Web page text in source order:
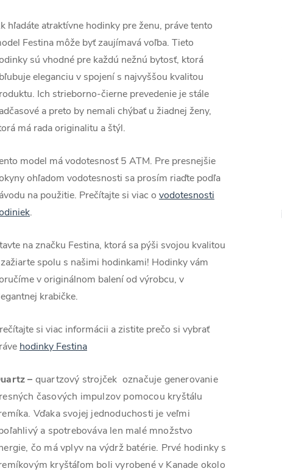
hľadáte atraktívne hodinky pre ženu, práve tento
Festina môže byť zaujímavá voľba. Tieto
sú vhodné pre každú nežnú bytosť, ktorá
eleganciu v spojení s najvyššou kvalitou
Ich strieborno-čierne prevedenie je stále
a preto by nemali chýbať u žiadnej ženy,
má rada originalitu a štýl.
model má vodotesnosť 5 ATM. Pre presnejšie
ohľadom vodotesnosti sa prosím riaďte podľa
na použitie. Prečítajte si viac o vodotesnosti
.
na značku Festina, ktorá sa pýši svojou kvalitou
spolu s našimi hodinkami! Hodinky vám
v originálnom balení od výrobcu, v
krabičke.
si viac informácii a zistite prečo si vybrať
hodinky Festina
– quartzový strojček označuje generovanie
časových impulzov pomocou kryštálu
Vďaka svojej jednoduchosti je veľmi
a spotrebováva len malé množstvo
čo má vplyv na výdrž batérie. Prvé hodinky s
kryštáľom boli vyrobené v Kanade okolo